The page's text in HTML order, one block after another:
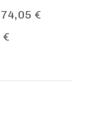
74,05 €
€